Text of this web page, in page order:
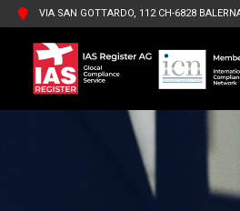
VIA SAN GOTTARDO, 112 CH-6828